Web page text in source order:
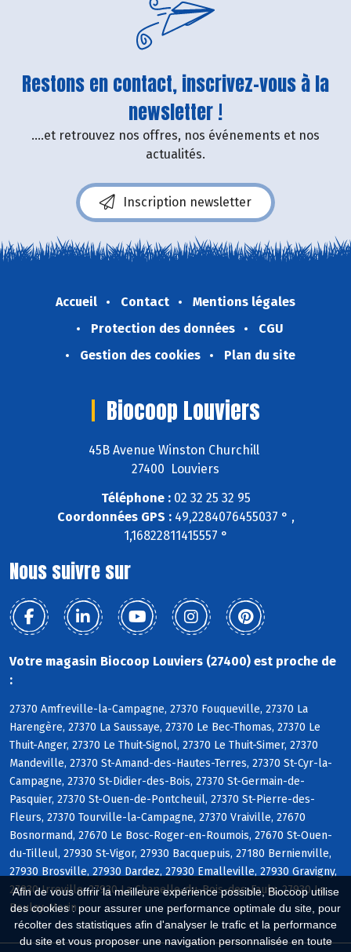
Afin de vous offrir la meilleure expérience possible, Biocoop utilise
des cookies : pour assurer une performance optimale du site, pour
récolter des statistiques afin d'analyser le trafic et la performance
du site et vous proposer une navigation personnalisée en toute
Restons en contact, inscrivez-vous à la
newsletter !
....et retrouvez nos offres, nos événements et nos
actualités.
Inscription newsletter
Accueil Contact
Mentions légales
Protection des données
CGU
Gestion des cookies
Plan du site
Biocoop Louviers
45B Avenue Winston Churchill
27400 Louviers
Téléphone :02 32 25 32 95
Coordonnées GPS :49,2284076455037 ° ,
1,16822811415557 °
Nous suivre sur
Votre magasin Biocoop Louviers (27400) est proche de
:
27370 Amfreville-la-Campagne, 27370 Fouqueville, 27370 La
Harengère, 27370 La Saussaye, 27370 Le Bec-Thomas, 27370 Le
Thuit-Anger, 27370 Le Thuit-Signol, 27370 Le Thuit-Simer, 27370
Mandeville, 27370 St-Amand-des-Hautes-Terres, 27370 St-Cyr-la-
Campagne, 27370 St-Didier-des-Bois, 27370 St-Germain-de-
Pasquier, 27370 St-Ouen-de-Pontcheuil, 27370 St-Pierre-des-
Fleurs, 27370 Tourville-la-Campagne, 27370 Vraiville, 27670
Bosnormand, 27670 Le Bosc-Roger-en-Roumois, 27670 St-Ouen-
du-Tilleul, 27930 St-Vigor, 27930 Bacquepuis, 27180 Bernienville,
27930 Brosville, 27930 Dardez, 27930 Emalleville, 27930 Gravigny,
27930 Irreville, 27930 La Chapelle-du-Bois-des-Faulx, 27930 Le
Boulay-Morin